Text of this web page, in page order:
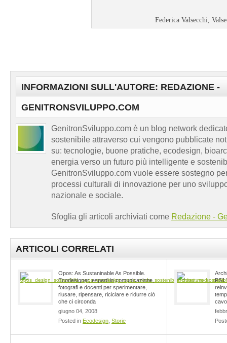
Federica Valsecchi,
INFORMAZIONI SULL'AUTORE: REDAZIONE -
GENITRONSVILUPPO.COM
GenitronSviluppo.com è un blog network
sostenibile attraverso cui vengono pubblicate
su: tecnologie, buone pratiche, ecodesign,
energia verso un futuro più intelligente e
GenitronSviluppo.com vuole essere sostegno
processi culturali di innovazione per uno
nazionale e sociale.
Sfoglia gli articoli archiviati come Redazione -
ARTICOLI CORRELATI
Opos: As Sustaninable As Possible.
Ecodesigner, esperti in comunicazione,
fotografi e docenti per sperimentare,
riusare, ripensare, riciclare e ridurre ciò
che ci circonda
giugno 04, 2008
Posted in Ecodesign Storie
PS1